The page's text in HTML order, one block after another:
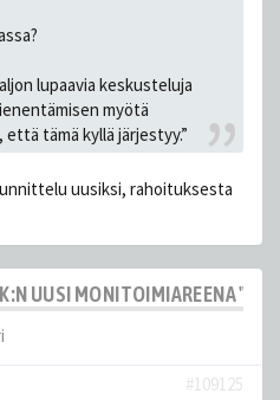
lupaavia keskusteluja
myötä
tämä kyllä järjestyy.”
uusiksi, rahoituksesta
UUSI MONITOIMIAREENA
#109125